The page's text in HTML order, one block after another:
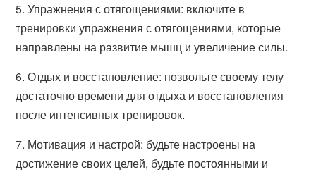
5. Упражнения с отягощениями: включите в
тренировки упражнения с отягощениями, которые
направлены на развитие мышц и увеличение силы.
6. Отдых и восстановление: позвольте своему телу
достаточно времени для отдыха и восстановления
после интенсивных тренировок.
7. Мотивация и настрой: будьте настроены на
достижение своих целей, будьте постоянными и